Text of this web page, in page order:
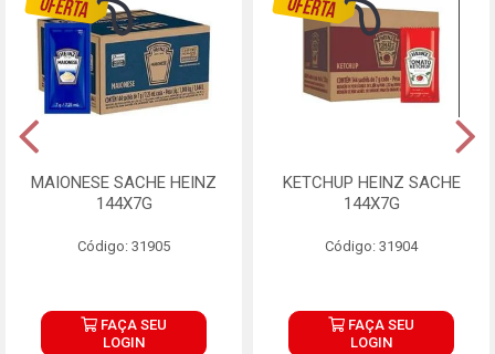
MAIONESE SACHE HEINZ
144X7G
Código: 31905
FAÇA SEU
LOGIN
KETCHUP HEINZ SACHE
144X7G
Código: 31904
FAÇA SEU
LOGIN